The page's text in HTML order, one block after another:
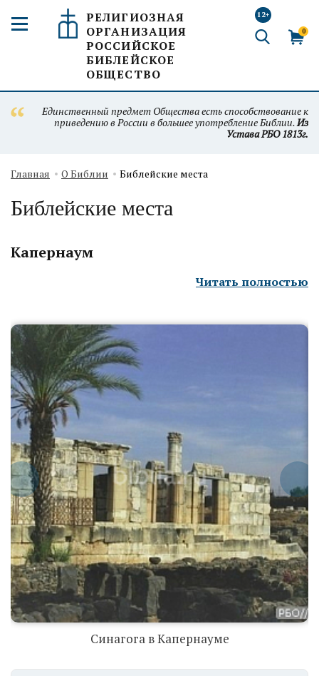
РЕЛИГИОЗНАЯ
ОРГАНИЗАЦИЯ
РОССИЙСКОЕ
БИБЛЕЙСКОЕ
ОБЩЕСТВО
12+
0
Единственный предмет Общества есть способствование к
приведению в России в большее употребление Библии.Из
Устава РБО 1813г.
Главная О Библии Библейские места
Библейские места
Капернаум
Читать полностью
Синагога в
Капернауме
Синагога в
Капернауме
Синагога в Капернауме